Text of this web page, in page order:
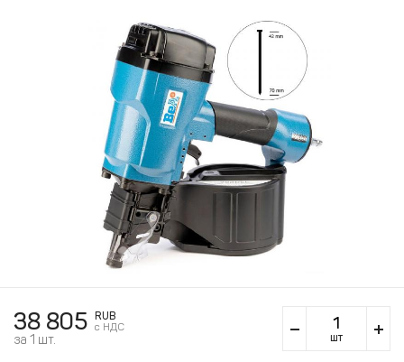
38 805
RUB
c НДС
за 1 шт. шт